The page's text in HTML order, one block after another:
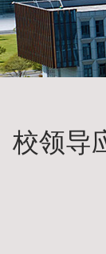
校领导